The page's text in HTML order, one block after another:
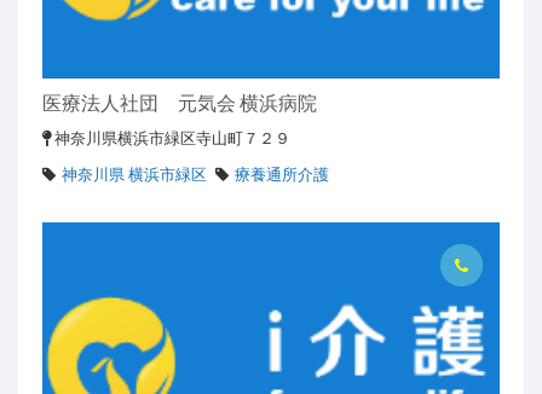
医療法人社団 元気会 横浜病院
神奈川県横浜市緑区寺山町７２９
神奈川県 横浜市緑区
療養通所介護